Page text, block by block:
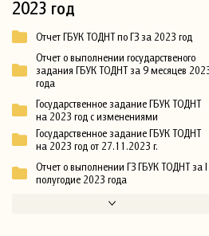
2023 год
Отчет ГБУК ТОДНТ по ГЗ за 2023 год
Отчет о выполнении государственого
задания ГБУК ТОДНТ за 9 месяцев
года
Государственное задание ГБУК ТОДНТ
на 2023 год с изменениями
Государственное задание ГБУК ТОДНТ
на 2023 год от 27.11.2023 г.
Отчет о выполнении ГЗ ГБУК ТОДНТ за I
полугодие 2023 года